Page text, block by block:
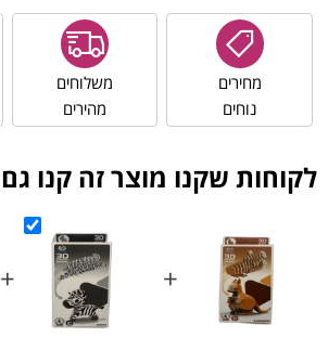
מחירים
נוחים
משלוחים
מהירים
לקוחות שקנו מוצר זה קנו גם
+
+